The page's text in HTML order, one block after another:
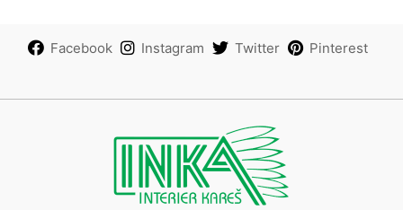
Facebook Instagram Twitter Pinterest